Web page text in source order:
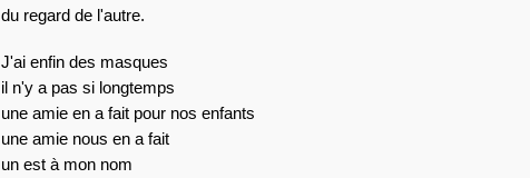
du regard de l'autre.
J'ai enfin des masques
il n'y a pas si longtemps
une amie en a fait pour nos enfants
une amie nous en a fait
un est à mon nom